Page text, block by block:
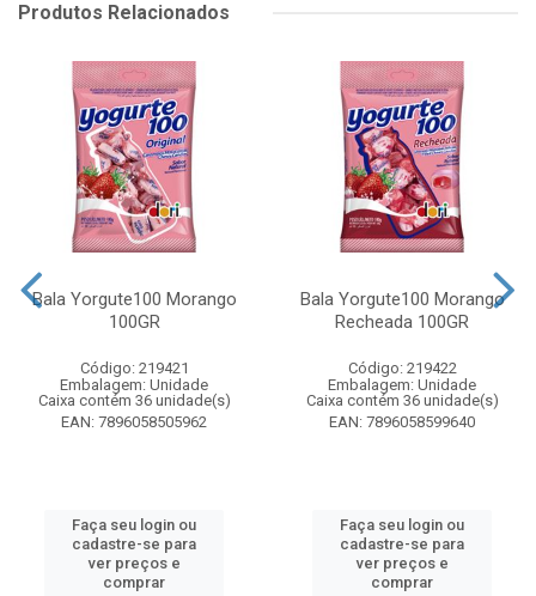
Produtos Relacionados
Bala Yorgute100 Morango
100GR
Código: 219421
Embalagem: Unidade
Caixa contém 36 unidade(s)
EAN: 7896058505962
Faça seu login ou
cadastre-se para
ver preços e
comprar
Bala Yorgute100 Morango
Recheada 100GR
Código: 219422
Embalagem: Unidade
Caixa contém 36 unidade(s)
EAN: 7896058599640
Faça seu login ou
cadastre-se para
ver preços e
comprar